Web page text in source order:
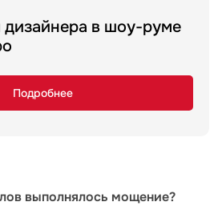
дизайнера в шоу-руме
Подробнее
выполнялось мощение?